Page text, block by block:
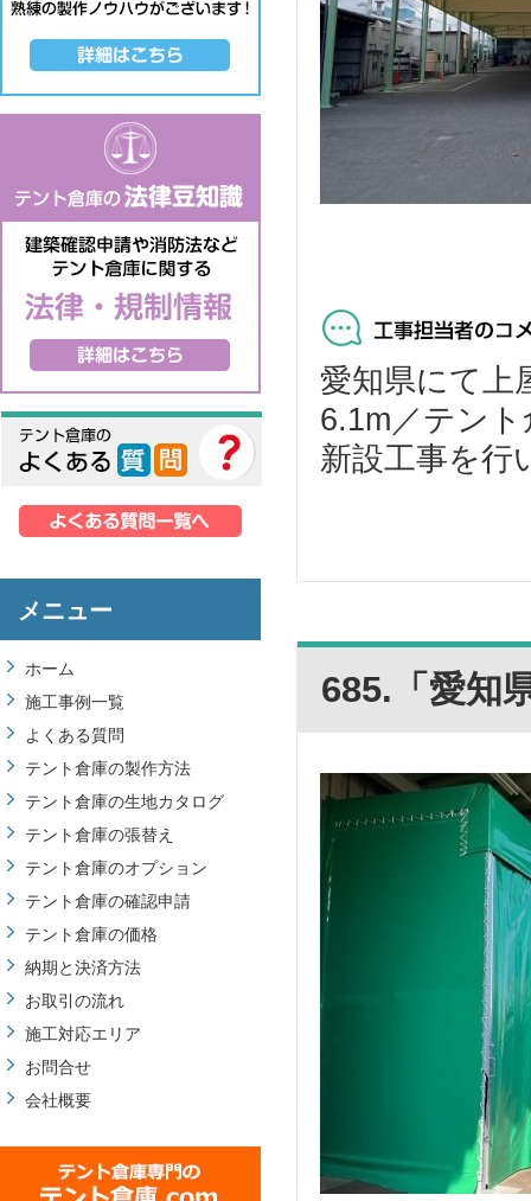
愛知県にて
6.1m／テン
新設工事を行
685.「愛知
メニュー
ホーム
施工事例一覧
よくある質問
テント倉庫の製作方法
テント倉庫の生地カタログ
テント倉庫の張替え
テント倉庫のオプション
テント倉庫の確認申請
テント倉庫の価格
納期と決済方法
お取引の流れ
施工対応エリア
お問合せ
会社概要